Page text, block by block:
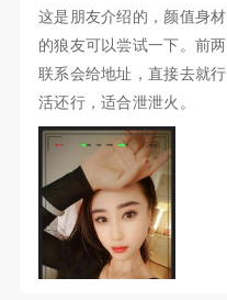
这是朋友介绍的，颜值身
的狼友可以尝试一下。前
联系会给地址，直接去就
活还行，适合泄泄火。